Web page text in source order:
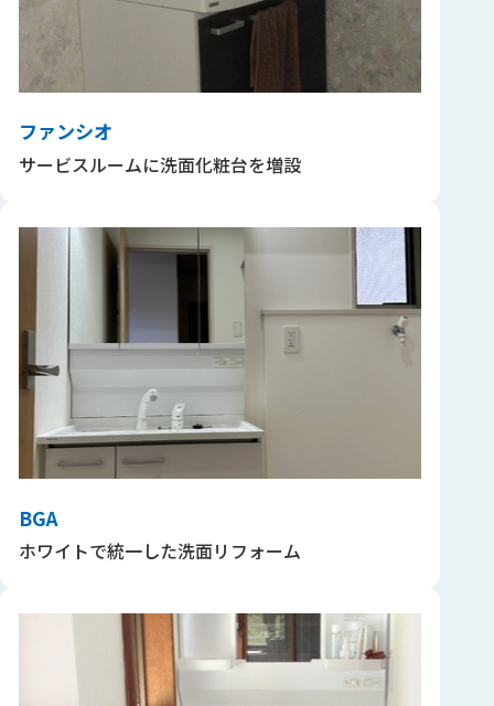
ファンシオ
サービスルームに洗面化粧台を増設
BGA
ホワイトで統一した洗面リフォーム